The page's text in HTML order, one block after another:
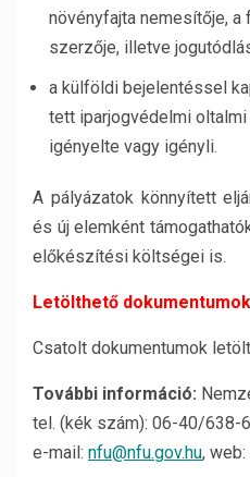
növényfajta nemesítője,
szerzője, illetve
a külföldi bejelentéssel
tett iparjogvédelmi
igényelte vagy igényli.
A pályázatok könnyített
és új elemként
előkészítési költségei is.
Letölthető dokumentumok
Csatolt dokumentumok
További információ:
tel. (kék szám): 06-40/638-
e-mail: nfu@nfu.gov.hu,